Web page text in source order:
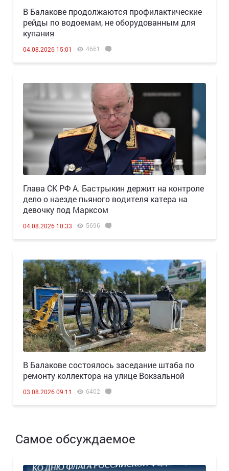
В Балакове продолжаются профилактические
рейды по водоемам, не оборудованным для
купания
04.08.2026 15:01 4661
Глава СК РФ А. Бастрыкин держит на контроле
дело о наезде пьяного водителя катера на
девочку под Марксом
04.08.2026 10:33 5696
В Балакове состоялось заседание штаба по
ремонту коллектора на улице Вокзальной
03.08.2026 09:11 6402
Самое обсуждаемое